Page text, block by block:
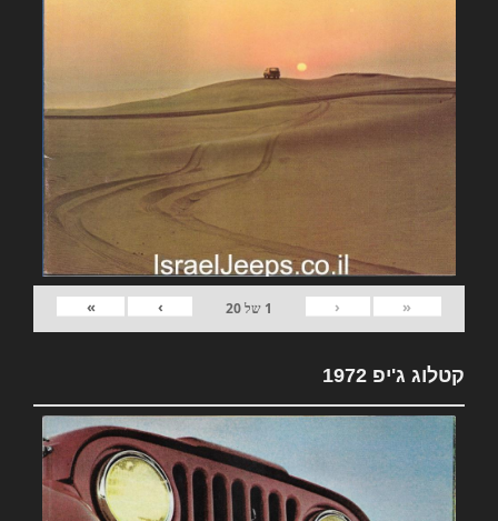
«
‹
1 של20
›
»
קטלוג ג'יפ 1972